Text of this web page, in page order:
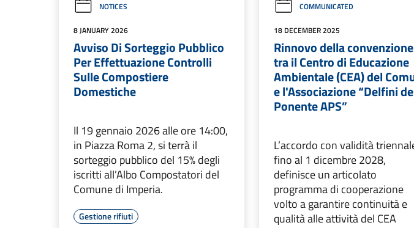
NOTICES
8 JANUARY 2026
Avviso Di Sorteggio Pubblico
Per Effettuazione Controlli
Sulle Compostiere
Domestiche
Il 19 gennaio 2026 alle ore 14:00,
in Piazza Roma 2, si terrà il
sorteggio pubblico del 15% degli
iscritti all’Albo Compostatori del
Comune di Imperia.
Gestione rifiuti
COMMUNICATED
18 DECEMBER 2025
Rinnovo della convenzione
tra il Centro di Educazione
Ambientale (CEA) del
e l'Associazione “Delfini
Ponente APS”
L’accordo con validità
fino al 1 dicembre 2028,
definisce un articolato
programma di cooperazione
volto a garantire continuità e
qualità alle attività del CEA